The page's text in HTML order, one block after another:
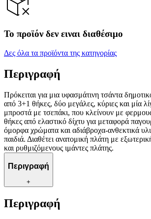
Το προϊόν δεν ειναι διαθέσιμο
Δες όλα τα προϊόντα της κατηγορίας
Περιγραφή
Πρόκειται για μια υφασμάτινη τσάντα
από 3+1 θήκες, δύο μεγάλες, κύριες και μία
μπροστά με τσεπάκι, που κλείνουν με
θήκες από ελαστικό δίχτυ για μεταφορά
όμορφα χρώματα και αδιάβροχα-ανθεκτικά
παιδιά. Διαθέτει ανατομική πλάτη με
και ρυθμιζόμενους ιμάντες πλάτης.
Περιγραφή
+
Περιγραφή